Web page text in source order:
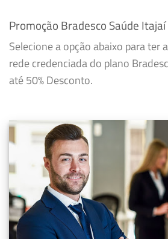
Promoção Bradesco Saúde Itajaí
Selecione a opção abaixo para ter
rede credenciada do plano
até 50% Desconto.